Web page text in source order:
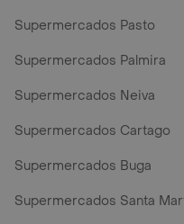
Supermercados Pasto
Supermercados Palmira
Supermercados Neiva
Supermercados Cartago
Supermercados Buga
Supermercados Santa